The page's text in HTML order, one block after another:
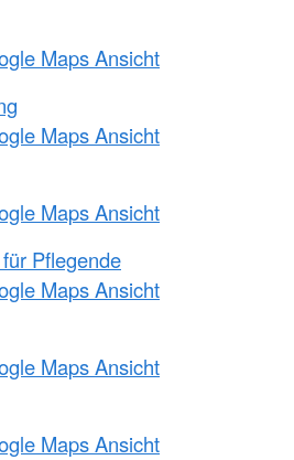
Maps Ansicht
Maps Ansicht
Maps Ansicht
Pflegende
Maps Ansicht
Maps Ansicht
Maps Ansicht